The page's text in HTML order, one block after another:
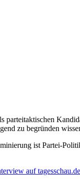
zu begründen
ist Partei-
auf tagesschau.de